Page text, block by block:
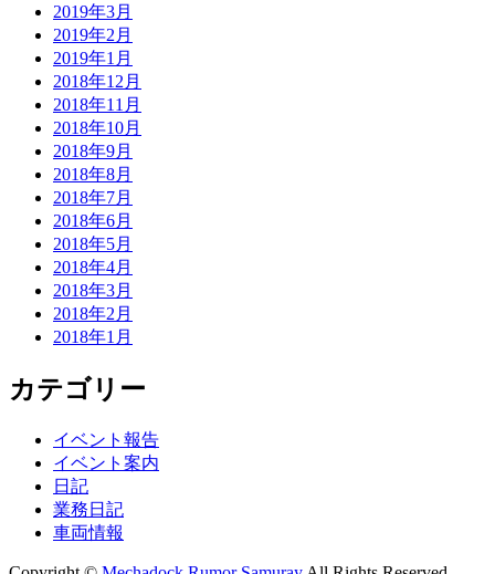
2019年3月
2019年2月
2019年1月
2018年12月
2018年11月
2018年10月
2018年9月
2018年8月
2018年7月
2018年6月
2018年5月
2018年4月
2018年3月
2018年2月
2018年1月
カテゴリー
イベント報告
イベント案内
日記
業務日記
車両情報